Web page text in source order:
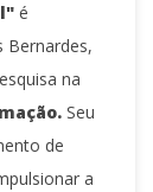
é
Bernardes,
na
Seu
de
a